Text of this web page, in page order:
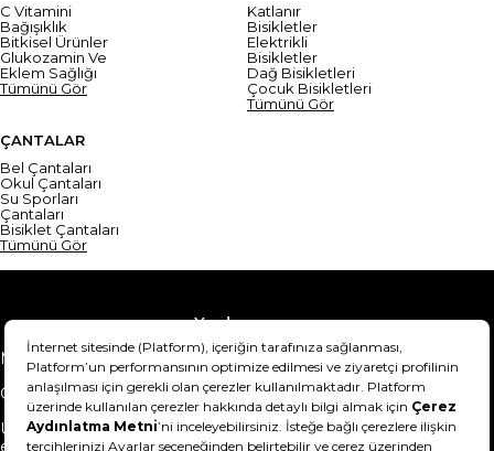
C Vitamini
Bağışıklık
Bitkisel Ürünler
Glukozamin Ve
Eklem Sağlığı
Tümünü Gör
Katlanır
Bisikletler
Elektrikli
Bisikletler
Dağ Bisikletleri
Çocuk Bisikletleri
Tümünü Gör
ÇANTALAR
Bel Çantaları
Okul Çantaları
Su Sporları
Çantaları
Bisiklet Çantaları
Tümünü Gör
Yardım
Mesafeli Satış Sözleşmesi
Teslimat Bilgisi
Gizlilik Sözleşmesi
Şartlar & Koşullar
Ürünümü nasıl iade
edebilirim?
Hakkımızda